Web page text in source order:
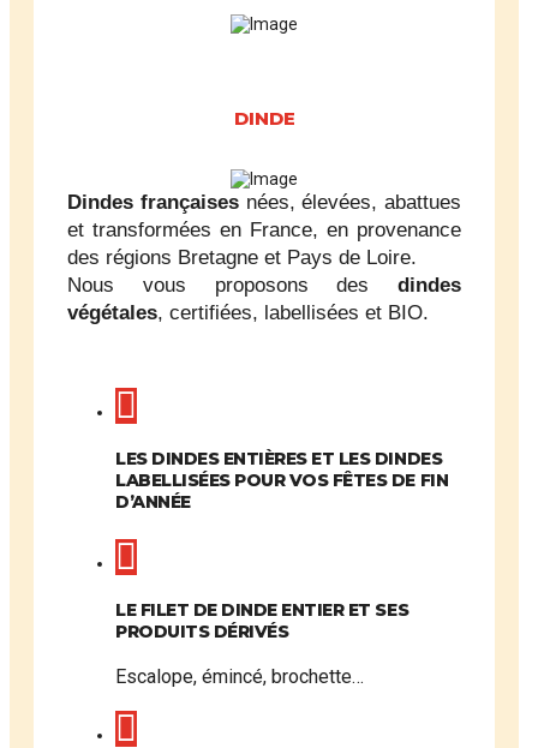
DINDE
Dindes françaises nées, élevées, abattues
et transformées en France, en provenance
des régions Bretagne et Pays de Loire.
Nous vous proposons des dindes
végétales, certifiées, labellisées et BIO.
LES DINDES ENTIÈRES ET LES DINDES
LABELLISÉES POUR VOS FÊTES DE FIN
D’ANNÉE
LE FILET DE DINDE ENTIER ET SES
PRODUITS DÉRIVÉS
Escalope, émincé, brochette…